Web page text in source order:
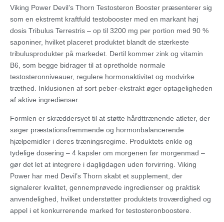
Viking Power Devil’s Thorn Testosteron Booster præsenterer sig
som en ekstremt kraftfuld testobooster med en markant høj
dosis Tribulus Terrestris – op til 3200 mg per portion med 90 %
saponiner, hvilket placeret produktet blandt de stærkeste
tribulusprodukter på markedet. Dertil kommer zink og vitamin
B6, som begge bidrager til at opretholde normale
testosteronniveauer, regulere hormonaktivitet og modvirke
træthed. Inklusionen af sort peber-ekstrakt øger optageligheden
af aktive ingredienser.
Formlen er skræddersyet til at støtte hårdttrænende atleter, der
søger præstationsfremmende og hormonbalancerende
hjælpemidler i deres træningsregime. Produktets enkle og
tydelige dosering – 4 kapsler om morgenen før morgenmad –
gør det let at integrere i dagligdagen uden forvirring. Viking
Power har med Devil’s Thorn skabt et supplement, der
signalerer kvalitet, gennemprøvede ingredienser og praktisk
anvendelighed, hvilket understøtter produktets troværdighed og
appel i et konkurrerende marked for testosteronboostere.